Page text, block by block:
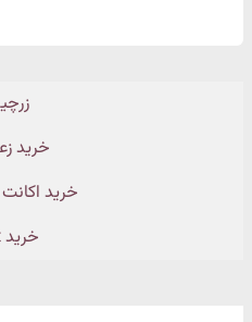
خرید
خرید
خرید nft